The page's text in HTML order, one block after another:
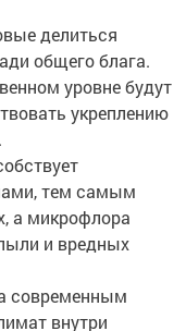
делиться
общего блага.
уровне будут
укреплению
тем самым
а микрофлора
и вредных
современным
внутри